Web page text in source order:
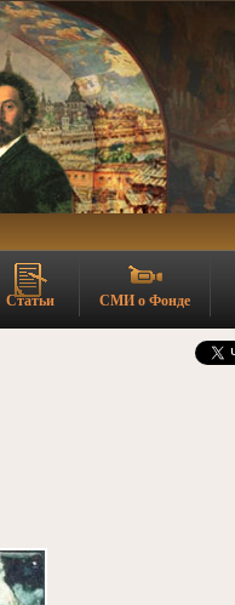
Статьи СМИ о Фонде